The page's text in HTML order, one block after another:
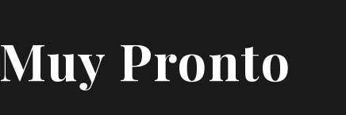
Muy Pronto